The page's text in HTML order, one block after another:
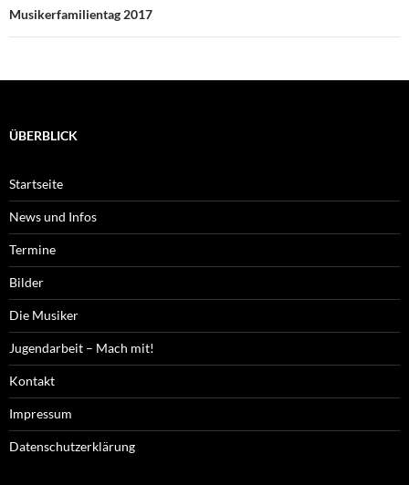
Musikerfamilientag 2017
ÜBERBLICK
Startseite
News und Infos
Termine
Bilder
Die Musiker
Jugendarbeit – Mach mit!
Kontakt
Impressum
Datenschutzerklärung